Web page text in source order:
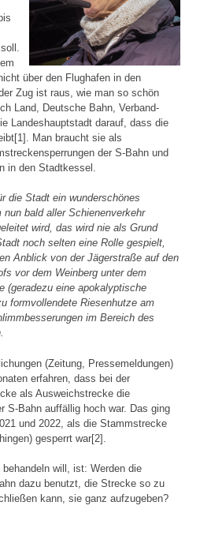
über den Flughafen in den
Zug ist raus, wie man so schön
Land, Deutsche Bahn, Verband-
Landeshauptstadt darauf, dass die
Man braucht sie als
der S-Bahn und
in den Stadtkessel.
die Stadt ein wunderschönes
bald aller Schienenverkehr
wird, das wird nie als Grund
noch selten eine Rolle gespielt,
Anblick von der Jägerstraße auf den
vor dem Weinberg unter dem
(geradezu eine apokalyptische
formvollendete Riesenhutze am
im Bereich des
(Zeitung, Pressemeldungen)
erfahren, dass bei der
als Ausweichstrecke die
S-Bahn auffällig hoch war. Das ging
und 2022, als die Stammstrecke
gesperrt war[2].
will, ist: Werden die
dazu benutzt, die Strecke so zu
kann, sie ganz aufzugeben?